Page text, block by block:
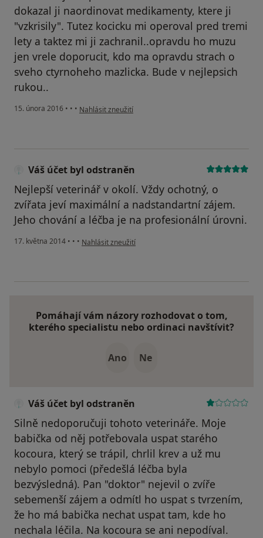
dokazal ji naordinovat medikamenty, ktere ji
"vzkrisily". Tutez kocicku mi operoval pred tremi
lety a taktez mi ji zachranil..opravdu ho muzu
jen vrele doporucit, kdo ma opravdu strach o
sveho ctyrnoheho mazlicka. Bude v nejlepsich
rukou..
15. února 2016 • • • podle názoru uživatele Váš účet byl odstraněn
Nahlásit zneužití
Váš účet byl odstraněn
Nejlepší veterinář v okolí. Vždy ochotný, o
zvířata jeví maximální a nadstandartní zájem.
Jeho chování a léčba je na profesionální úrovni.
17. května 2014 • • • podle názoru uživatele Váš účet byl odstraněn
Nahlásit zneužití
Pomáhají vám názory rozhodovat o tom,
kterého specialistu nebo ordinaci navštívit?
Ano Ne
Váš účet byl odstraněn
Silně nedoporučuji tohoto veterináře. Moje
babička od něj potřebovala uspat starého
kocoura, který se trápil, chrlil krev a už mu
nebylo pomoci (předešlá léčba byla
bezvýsledná). Pan "doktor" nejevil o zvíře
sebemenší zájem a odmítl ho uspat s tvrzením,
že ho má babička nechat uspat tam, kde ho
nechala léčila. Na kocoura se ani nepodíval.